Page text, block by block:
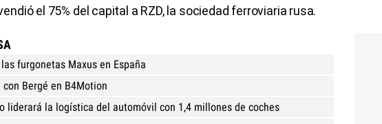
el 75% del capital a RZD, la sociedad ferroviaria rusa.
furgonetas Maxus en España
Bergé en B4Motion
liderará la logística del automóvil con 1,4 millones de coches